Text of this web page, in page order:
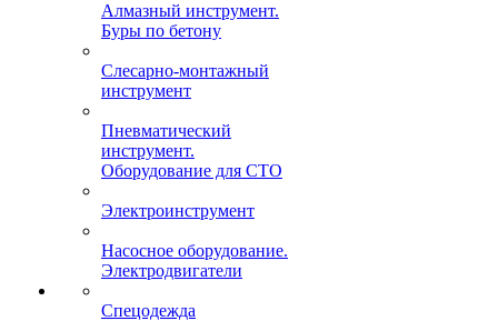
Алмазный инструмент.
Буры по бетону
Слесарно-монтажный
инструмент
Пневматический
инструмент.
Оборудование для СТО
Электроинструмент
Насосное оборудование.
Электродвигатели
Спецодежда